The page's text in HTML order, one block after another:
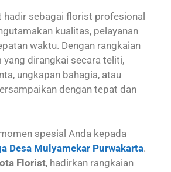
hadir sebagai florist profesional
kualitas, pelayanan
waktu. Dengan rangkaian
yang dirangkai secara teliti,
ungkapan bahagia, atau
dengan tepat dan
spesial Anda kepada
Desa Mulyamekar Purwakarta.
Florist, hadirkan rangkaian